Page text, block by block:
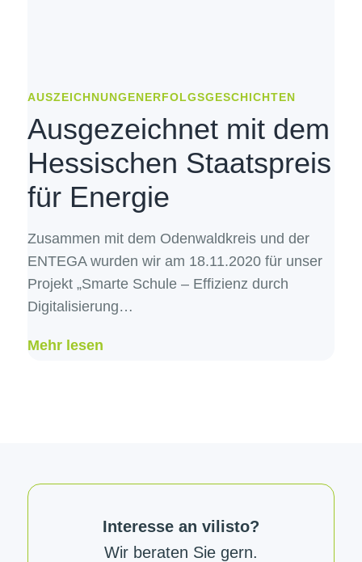
AUSZEICHNUNGENERFOLGSGESCHICHTEN
Ausgezeichnet mit dem
Hessischen Staatspreis
für Energie
Zusammen mit dem Odenwaldkreis und der
ENTEGA wurden wir am 18.11.2020 für unser
Projekt „Smarte Schule – Effizienz durch
Digitalisierung…
Mehr lesen
Interesse an vilisto?
Wir beraten Sie gern.